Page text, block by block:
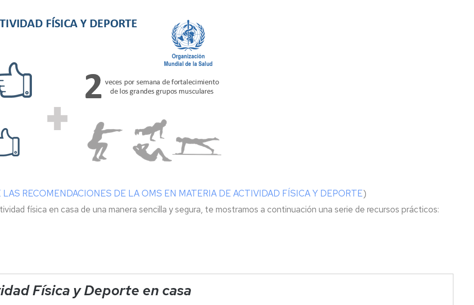
RECOMENDACIONES DE LA OMS EN MATERIA DE ACTIVIDAD FÍSICA Y DEPORTE)
física en casa de una manera sencilla y segura, te mostramos a continuación una serie de recursos prácticos:
Física y Deporte en casa